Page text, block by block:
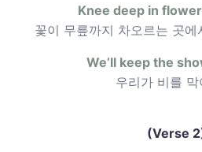
Knee deep in
꽃이 무릎까지 차오르는 곳
We’ll keep the
우리가 비를 막
(Verse